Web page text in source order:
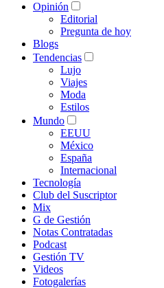
Opinión
Editorial
Pregunta de hoy
Blogs
Tendencias
Lujo
Viajes
Moda
Estilos
Mundo
EEUU
México
España
Internacional
Tecnología
Club del Suscriptor
Mix
G de Gestión
Notas Contratadas
Podcast
Gestión TV
Videos
Fotogalerías